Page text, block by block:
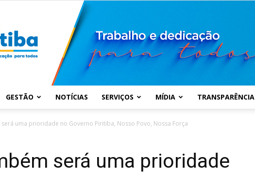
GESTÃO NOTÍCIAS SERVIÇOS MÍDIA TRANSPARÊNCIA
uma prioridade no Governo Piritiba, Nosso Povo, Nossa Força
será uma prioridade